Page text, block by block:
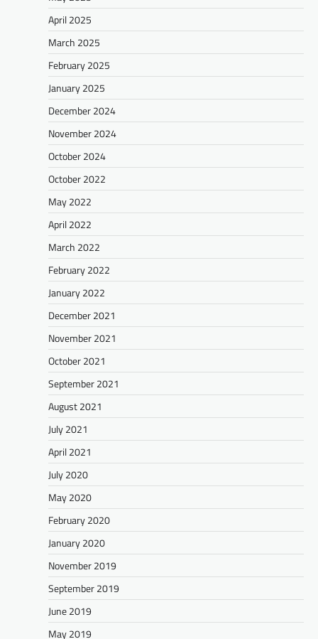
April 2025
March 2025
February 2025
January 2025
December 2024
November 2024
October 2024
October 2022
May 2022
April 2022
March 2022
February 2022
January 2022
December 2021
November 2021
October 2021
September 2021
August 2021
July 2021
April 2021
July 2020
May 2020
February 2020
January 2020
November 2019
September 2019
June 2019
May 2019